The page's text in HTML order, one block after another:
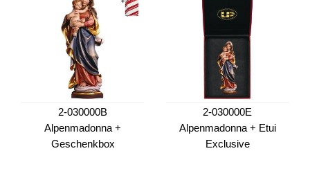
2-030000B
Alpenmadonna +
Geschenkbox
2-030000E
Alpenmadonna + Etui
Exclusive